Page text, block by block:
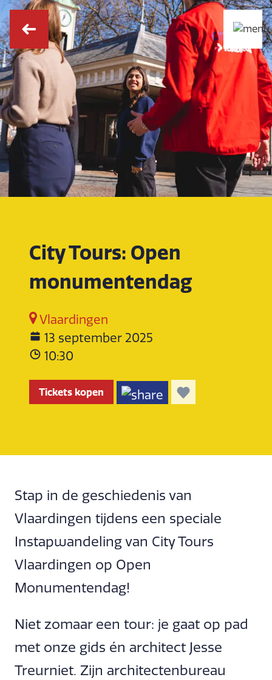
City Tours: Open
monumentendag
Vlaardingen
13 september 2025
10:30
Tickets kopen
Stap in de geschiedenis van
Vlaardingen tijdens een speciale
Instapwandeling van City Tours
Vlaardingen op Open
Monumentendag!
Niet zomaar een tour: je gaat op pad
met onze gids én architect Jesse
Treurniet. Zijn architectenbureau